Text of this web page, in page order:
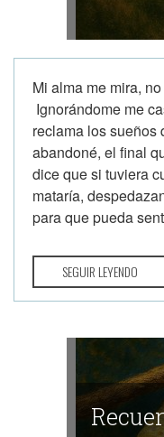
Con una
la enseñanza
profesional
también
través de su
enfoque
constante de
y en la
desafíen los
Además de
Benjamin ha
diversas
otros a
y la
pendientes
dedicación y
Mi alma me mira,
Ignorándome me
reclama los sueños
abandoné, el final
dice que si tuviera
mataría,
para que pueda
SEGUIR LEYENDO